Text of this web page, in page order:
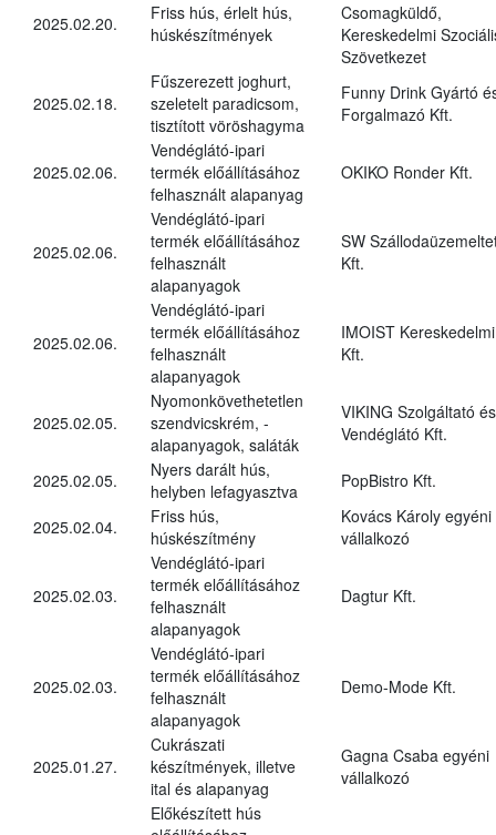
2025.02.20.
Friss hús, érlelt hús,
húskészítmények
Csomagküldő,
Kereskedelmi
Szövetkezet
2025.02.18.
Fűszerezett joghurt,
szeletelt paradicsom,
tisztított vöröshagyma
Funny Drink Gyártó
Forgalmazó Kft.
2025.02.06.
Vendéglátó-ipari
termék előállításához
felhasznált alapanyag
OKIKO Ronder Kft.
2025.02.06.
Vendéglátó-ipari
termék előállításához
felhasznált
alapanyagok
SW
Kft.
2025.02.06.
Vendéglátó-ipari
termék előállításához
felhasznált
alapanyagok
IMOIST Kereskedelmi
Kft.
2025.02.05.
Nyomonkövethetetlen
szendvicskrém, -
alapanyagok, saláták
VIKING Szolgáltató és
Vendéglátó Kft.
2025.02.05.
Nyers darált hús,
helyben lefagyasztva
PopBistro Kft.
2025.02.04.
Friss hús,
húskészítmény
Kovács Károly egyéni
vállalkozó
2025.02.03.
Vendéglátó-ipari
termék előállításához
felhasznált
alapanyagok
Dagtur Kft.
2025.02.03.
Vendéglátó-ipari
termék előállításához
felhasznált
alapanyagok
Demo-Mode Kft.
2025.01.27.
Cukrászati
készítmények, illetve
ital és alapanyag
Gagna Csaba egyéni
vállalkozó
Előkészített hús